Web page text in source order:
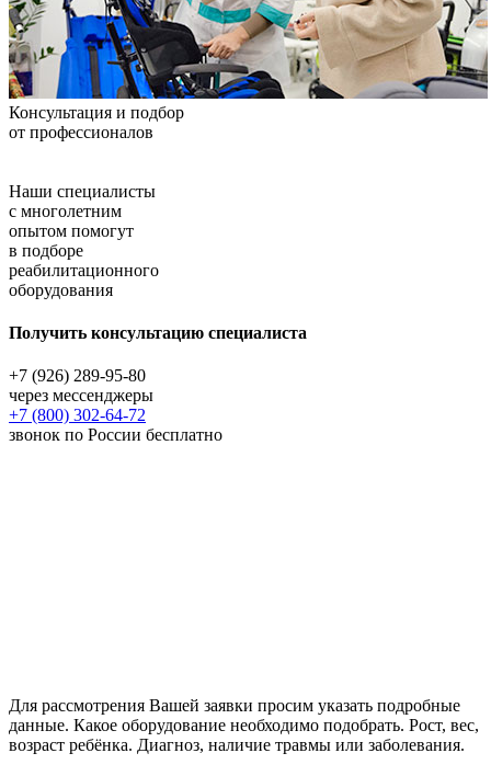
Консультация и подбор
от профессионалов
Наши специалисты
с многолетним
опытом помогут
в подборе
реабилитационного
оборудования
Получить консультацию специалиста
+7 (926) 289-95-80
через мессенджеры
+7 (800) 302-64-72
звонок по России бесплатно
Для рассмотрения Вашей заявки просим указать подробные
данные. Какое оборудование необходимо подобрать. Рост, вес,
возраст ребёнка. Диагноз, наличие травмы или заболевания.